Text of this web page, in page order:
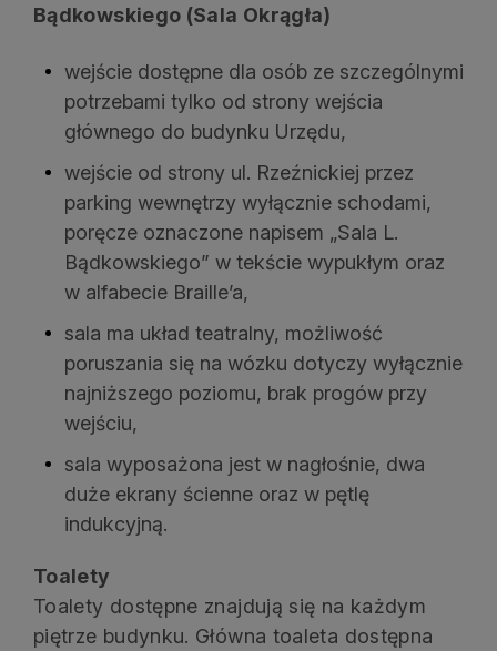
Bądkowskiego (Sala Okrągła)
wejście dostępne dla osób ze szczególnymi
potrzebami tylko od strony wejścia
głównego do budynku Urzędu,
wejście od strony ul. Rzeźnickiej przez
parking wewnętrzy wyłącznie schodami,
poręcze oznaczone napisem „Sala L.
Bądkowskiego” w tekście wypukłym oraz
w alfabecie Braille’a,
sala ma układ teatralny, możliwość
poruszania się na wózku dotyczy wyłącznie
najniższego poziomu, brak progów przy
wejściu,
sala wyposażona jest w nagłośnie, dwa
duże ekrany ścienne oraz w pętlę
indukcyjną.
Toalety
Toalety dostępne znajdują się na każdym
piętrze budynku. Główna toaleta dostępna